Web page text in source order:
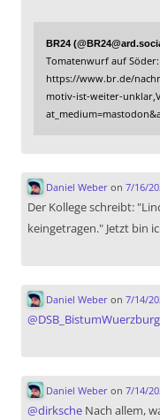
BR24
Tomatenwurf auf
https://www.br.de/
motiv-ist-weiter-
Daniel Weberon 7/16/
Der Kollege schreibt:
keingetragen." Jetzt bin
Daniel Weberon 7/14/
@DSB_BistumWuerzburg
Daniel Weberon 7/14/
@dirksche Nach allem,